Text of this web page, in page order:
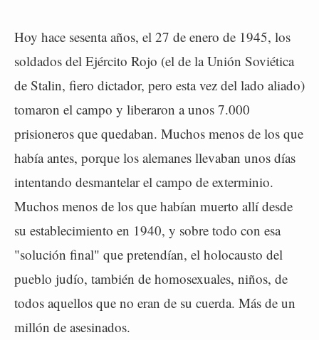
Hoy hace sesenta años, el 27 de enero de 1945, los
soldados del Ejército Rojo (el de la Unión Soviética
de Stalin, fiero dictador, pero esta vez del lado aliado)
tomaron el campo y liberaron a unos 7.000
prisioneros que quedaban. Muchos menos de los que
había antes, porque los alemanes llevaban unos días
intentando desmantelar el campo de exterminio.
Muchos menos de los que habían muerto allí desde
su establecimiento en 1940, y sobre todo con esa
"solución final" que pretendían, el holocausto del
pueblo judío, también de homosexuales, niños, de
todos aquellos que no eran de su cuerda. Más de un
millón de asesinados.